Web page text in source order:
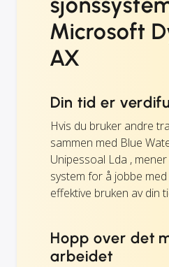
Microsoft
AX
Din tid er
Hvis du bruker andre
sammen med Blue
Unipessoal Lda ,
system for å jobbe
effektive bruken av din
Hopp over det
arbeidet